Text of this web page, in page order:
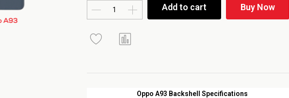
Oppo A93 Backshell Specifications
Add to cart Buy Now